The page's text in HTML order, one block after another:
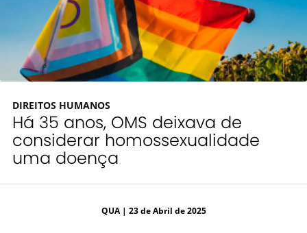
DIREITOS HUMANOS
Há 35 anos, OMS deixava de
considerar homossexualidade
uma doença
QUA| 23 de Abril de 2025